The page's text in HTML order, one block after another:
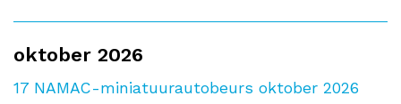
oktober 2026
17 NAMAC-miniatuurautobeurs oktober 2026